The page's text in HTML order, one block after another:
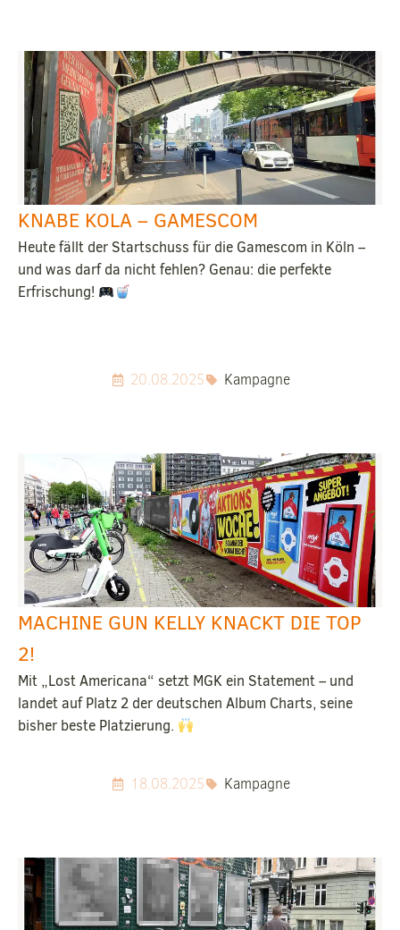
KNABE KOLA – GAMESCOM
Heute fällt der Startschuss für die Gamescom in Köln –
und was darf da nicht fehlen? Genau: die perfekte
Erfrischung!
20.08.2025 Kampagne
MACHINE GUN KELLY KNACKT DIE TOP
2!
Mit „Lost Americana“ setzt MGK ein Statement – und
landet auf Platz 2 der deutschen Album Charts, seine
bisher beste Platzierung.
18.08.2025 Kampagne